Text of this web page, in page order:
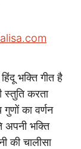
भक्ति गीत है
स्तुति करता
का वर्णन
अपनी भक्ति
की चालीसा